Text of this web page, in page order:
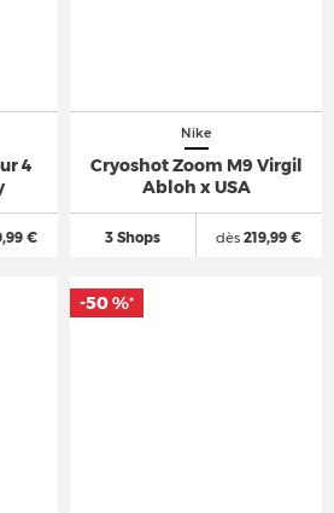
4
€
Nike
Cryoshot Zoom M9 Virgil
Abloh x USA
3 Shops dès 219,99 €
-50 %*